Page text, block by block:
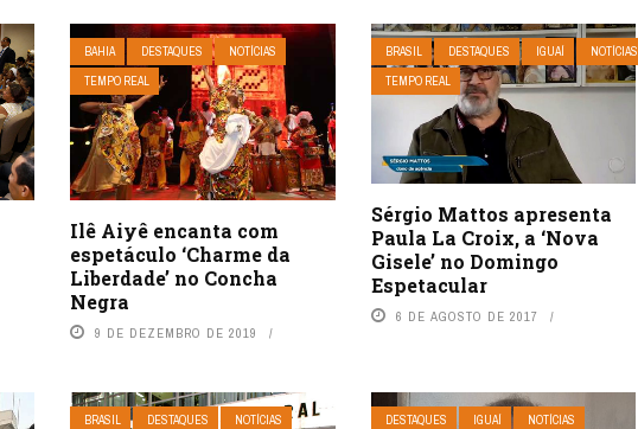
BAHIA DESTAQUES
NOTÍCIAS
TEMPO REAL
Ilê Aiyê encanta com
espetáculo ‘Charme da
Liberdade’ no Concha
Negra
9 DE DEZEMBRO DE 2019
BRASIL DESTAQUES IGUAÍ
NOTÍCIAS
TEMPO REAL
Sérgio Mattos apresenta
Paula La Croix, a ‘Nova
Gisele’ no Domingo
Espetacular
6 DE AGOSTO DE 2017
BRASIL DESTAQUES
NOTÍCIAS
DESTAQUES IGUAÍ
NOTÍCIAS